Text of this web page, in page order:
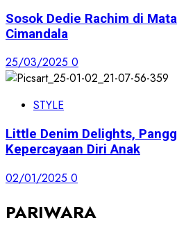
Sosok Dedie Rachim di
Cimandala
25/03/2025 0
STYLE
Little Denim Delights,
Kepercayaan Diri Anak
02/01/2025 0
PARIWARA